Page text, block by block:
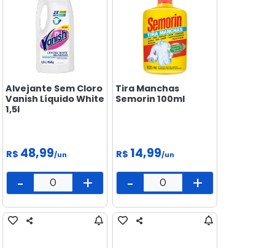
Alvejante Sem Cloro
Vanish Líquido White
1,5l
R$ 48,99/un
- +
Tira Manchas
Semorin 100ml
R$ 14,99/un
- +